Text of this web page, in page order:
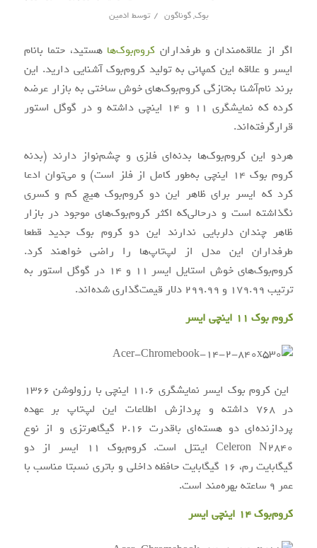
بوک,گوناگون / توسط ادمین
اگر از علاقه‌مندان و طرفداران کروم‌بوک‌ها هستید، حتما بانام
ایسر و علاقه این کمپانی به تولید کروم‌بوک آشنایی دارید. این
برند نام‌آشنا به‌تازگی کروم‌بوک‌های خوش ساختی به بازار عرضه
کرده که نمایشگری ۱۱ و ۱۴ اینچی داشته و در گوگل استور
قرارگرفته‌اند.
هردو این کروم‌بوک‌ها بدنه‌ای فلزی و چشم‌نواز دارند (بدنه‌
کروم بوک ۱۴ اینچی به‌طور کامل از فلز است) و می‌توان ادعا
کرد که ایسر برای ظاهر این دو کروم‌بوک هیچ کم و کسری
نگذاشته است و درحالی‌که اکثر کروم‌بوک‌های موجود در بازار
ظاهر چندان دلربایی ندارند این دو کروم بوک جدید قطعا
طرفداران این مدل از لپ‌تاپ‌ها را راضی خواهند کرد.
کروم‌بوک‌های خوش استایل ایسر ۱۱ و ۱۴ در گوگل استور به
ترتیب ۱۷۹.۹۹ و ۲۹۹.۹۹ دلار قیمت‌گذاری شده‌اند.
کروم بوک ۱۱ اینچی ایسر
این کروم بوک ایسر نمایشگری ۱۱.۶ اینچی با رزولوشن ۱۳۶۶
در ۷۶۸ داشته و پردازش اطلاعات این لپ‌تاپ بر عهده
پردازنده‌ای دو هسته‌ای باقدرت ۲.۱۶ گیگاهرتزی و از نوع
Celeron N2840 اینتل است. کروم‌بوک ۱۱ ایسر از دو
گیگابایت رم، ۱۶ گیگابایت حافظه داخلی و باتری نسبتا مناسب با
عمر ۹ ساعته بهره‌مند ‌است.
کروم‌بوک ۱۴ اینچی ایسر